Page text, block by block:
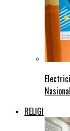
RELIGI